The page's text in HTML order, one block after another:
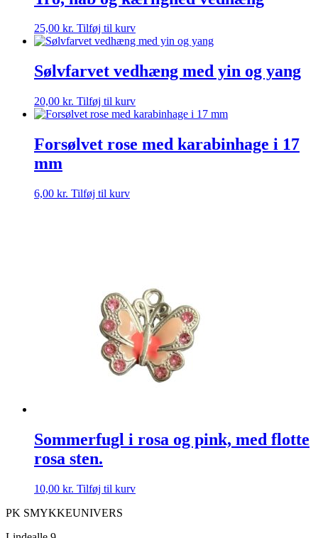
25,00 kr. Tilføj til kurv
Sølvfarvet vedhæng med yin og yang
20,00 kr. Tilføj til kurv
Forsølvet rose med karabinhage i 17
mm
6,00 kr. Tilføj til kurv
Sommerfugl i rosa og pink, med flotte
rosa sten.
10,00 kr. Tilføj til kurv
PK SMYKKEUNIVERS